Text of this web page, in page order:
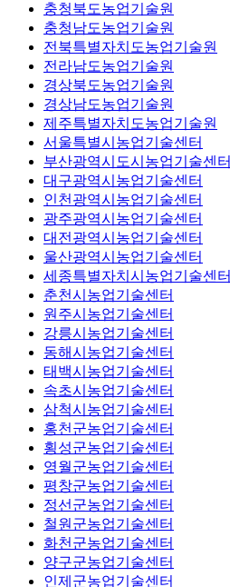
충청북도농업기술원
충청남도농업기술원
전북특별자치도농업기술원
전라남도농업기술원
경상북도농업기술원
경상남도농업기술원
제주특별자치도농업기술원
서울특별시농업기술센터
부산광역시도시농업기술센터
대구광역시농업기술센터
인천광역시농업기술센터
광주광역시농업기술센터
대전광역시농업기술센터
울산광역시농업기술센터
세종특별자치시농업기술센터
춘천시농업기술센터
원주시농업기술센터
강릉시농업기술센터
동해시농업기술센터
태백시농업기술센터
속초시농업기술센터
삼척시농업기술센터
홍천군농업기술센터
횡성군농업기술센터
영월군농업기술센터
평창군농업기술센터
정선군농업기술센터
철원군농업기술센터
화천군농업기술센터
양구군농업기술센터
인제군농업기술센터